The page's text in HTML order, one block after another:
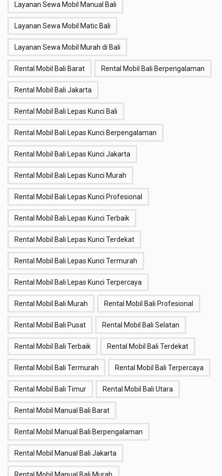
Layanan Sewa Mobil Manual Bali
Layanan Sewa Mobil Matic Bali
Layanan Sewa Mobil Murah di Bali
Rental Mobil Bali Barat Rental Mobil Bali Berpengalaman
Rental Mobil Bali Jakarta
Rental Mobil Bali Lepas Kunci Bali
Rental Mobil Bali Lepas Kunci Berpengalaman
Rental Mobil Bali Lepas Kunci Jakarta
Rental Mobil Bali Lepas Kunci Murah
Rental Mobil Bali Lepas Kunci Profesional
Rental Mobil Bali Lepas Kunci Terbaik
Rental Mobil Bali Lepas Kunci Terdekat
Rental Mobil Bali Lepas Kunci Termurah
Rental Mobil Bali Lepas Kunci Terpercaya
Rental Mobil Bali Murah Rental Mobil Bali Profesional
Rental Mobil Bali Pusat Rental Mobil Bali Selatan
Rental Mobil Bali Terbaik Rental Mobil Bali Terdekat
Rental Mobil Bali Termurah Rental Mobil Bali Terpercaya
Rental Mobil Bali Timur Rental Mobil Bali Utara
Rental Mobil Manual Bali Barat
Rental Mobil Manual Bali Berpengalaman
Rental Mobil Manual Bali Jakarta